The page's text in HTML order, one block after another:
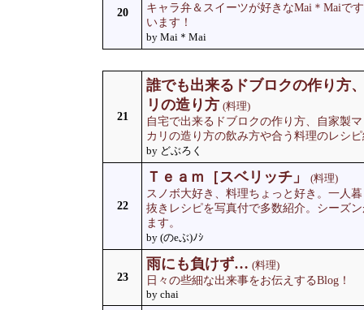
20
キャラ弁＆スイーツが好きなMai＊Maiで
います！
by Mai＊Mai
21
誰でも出来るドブロクの作り方
リの造り方 (料理)
自宅で出来るドブロクの作り方、自家製
カリの造り方の飲み方や合う料理のレシ
by どぶろく
22
Ｔｅａｍ［スベリッチ」
(料理)
スノボ大好き、料理ちょっと好き。一人
抜きレシピを写真付で多数紹介。シーズ
ます。
by (のeぶ)ﾉｼ
23
雨にも負けず… (料理)
日々の些細な出来事をお伝えするBlog！
by chai